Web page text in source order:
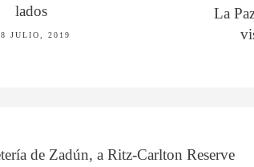
lados
JULIO, 2019
La
de Zadún, a Ritz-Carlton Reserve